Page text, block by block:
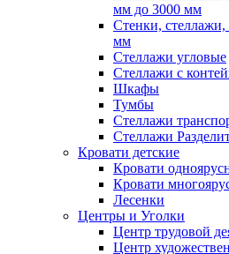
мм до 3000 мм
Стенки,
мм
Стеллажи угловые
Стеллажи с
Шкафы
Тумбы
Стеллажи
Стеллажи
Кровати детские
Кровати
Кровати
Лесенки
Центры и Уголки
Центр трудовой
Центр